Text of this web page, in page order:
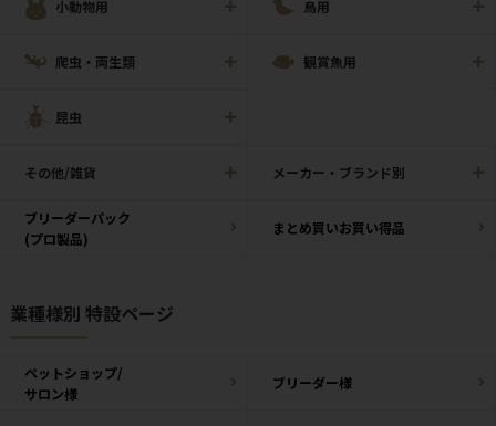
小動物用 鳥用
爬虫・両生類 観賞魚用
昆虫
その他/雑貨 メーカー・ブランド別
ブリーダーパック
(プロ製品)
まとめ買いお買い得品
業種様別 特設ページ
ペットショップ/
サロン様
ブリーダー様